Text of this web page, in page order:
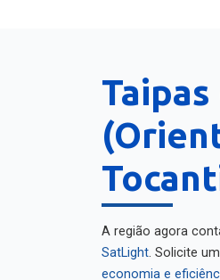
A região agora
SatLight . Solicite um
economia e